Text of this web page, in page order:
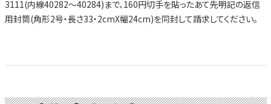
3111(内線40282～40284)まで、160円切手を貼ったあて先明記の返信
用封筒(角形2号・長さ33・2cmX幅24cm)を同封して請求してください。